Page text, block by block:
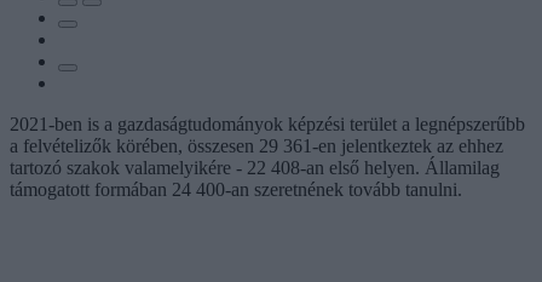
2021-ben is a gazdaságtudományok képzési terület a legnépszerűbb
a felvételizők körében, összesen 29 361-en jelentkeztek az ehhez
tartozó szakok valamelyikére - 22 408-an első helyen. Államilag
támogatott formában 24 400-an szeretnének tovább tanulni.